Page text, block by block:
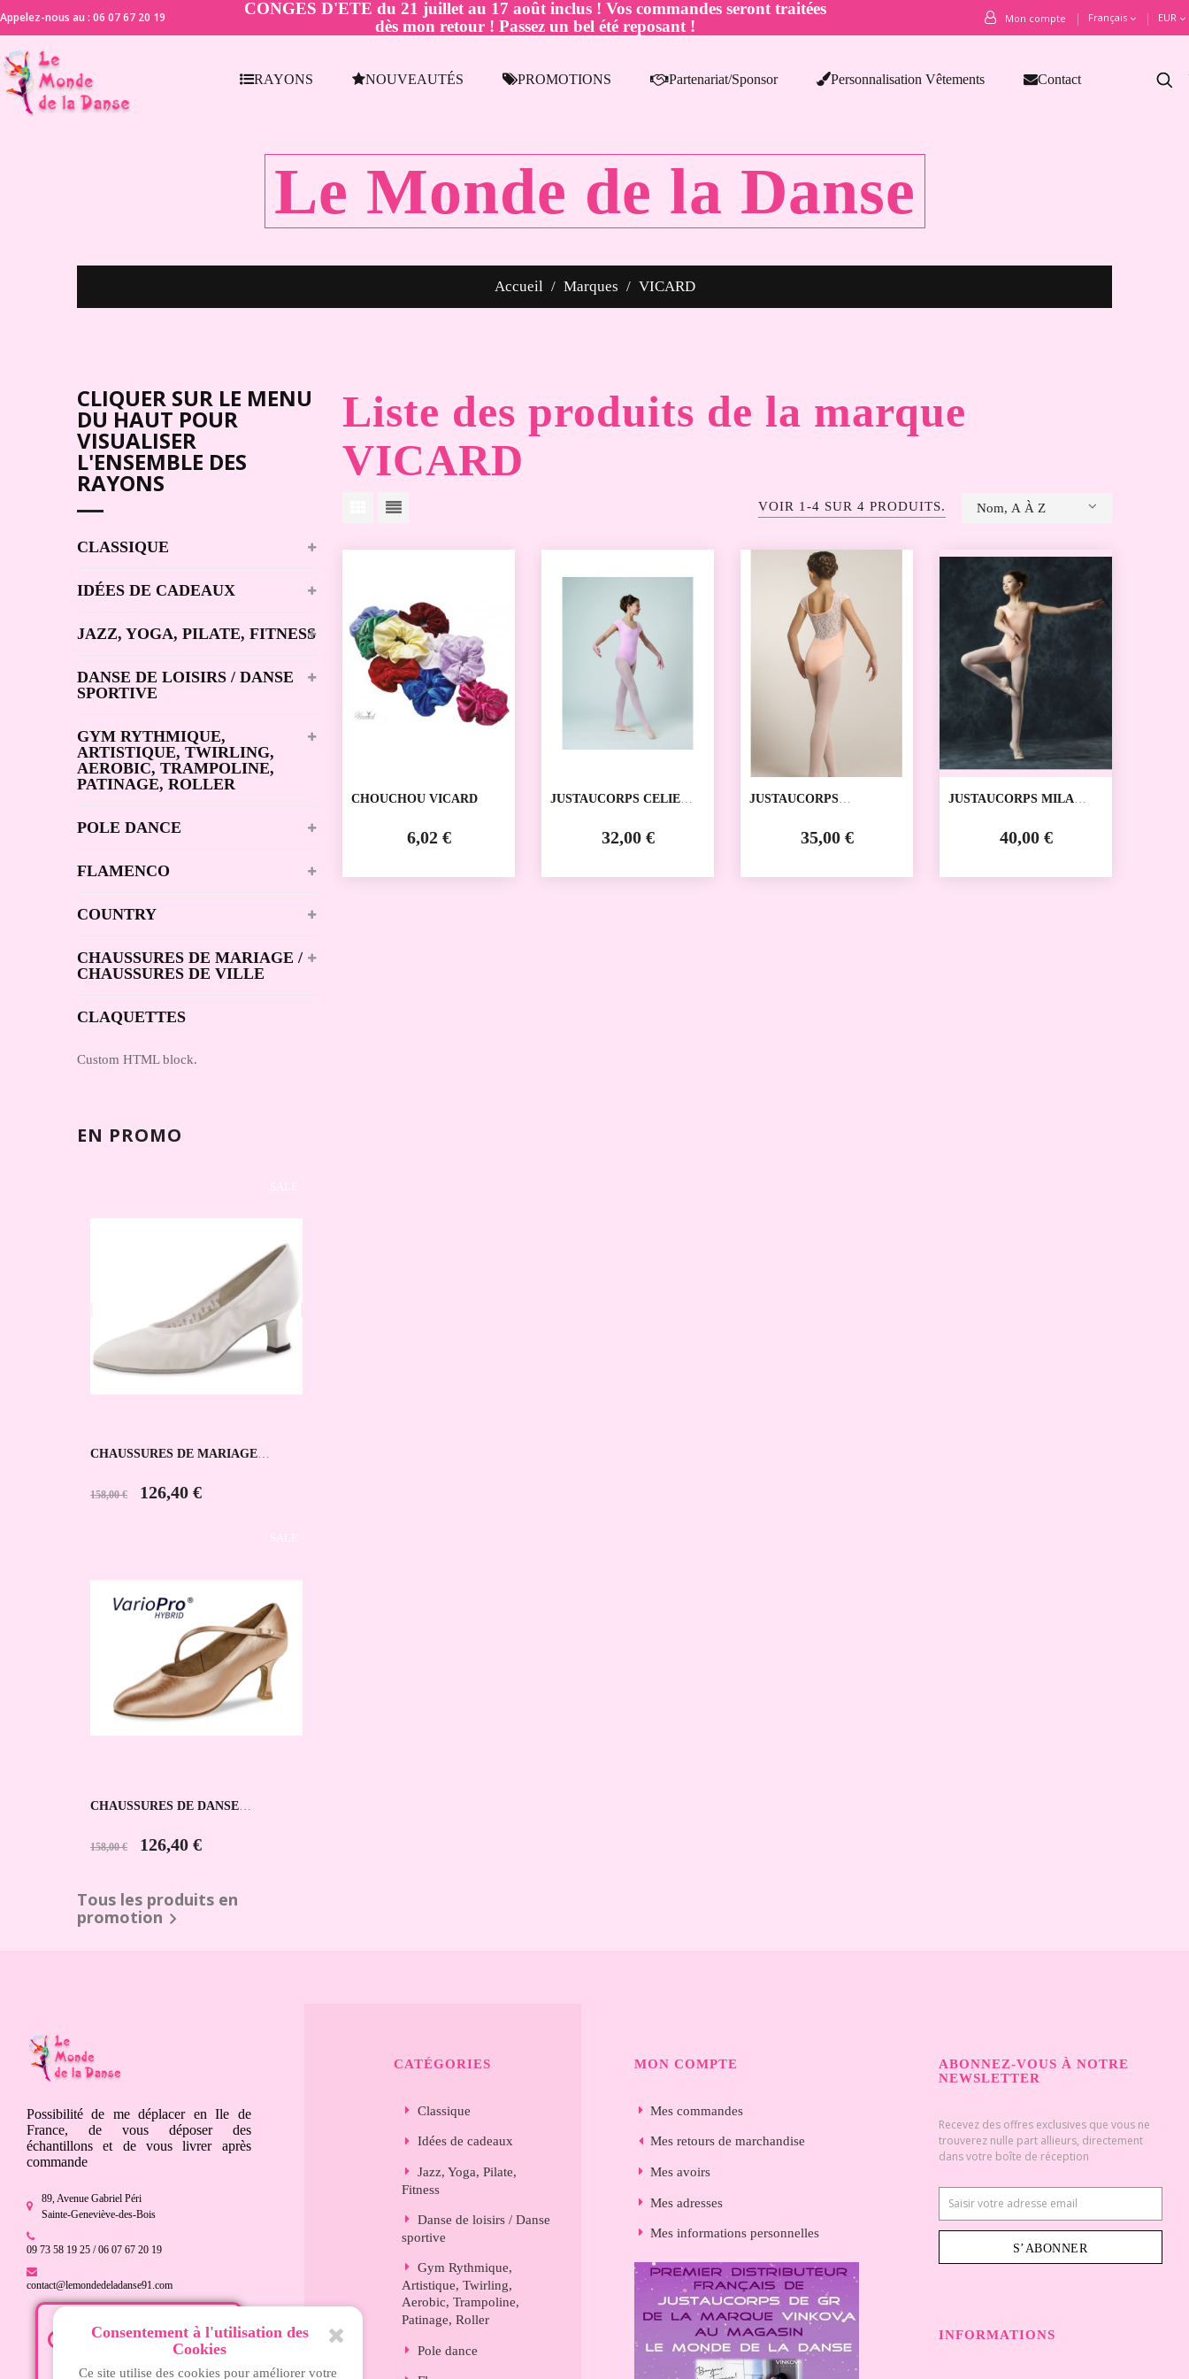
Appelez-nous au : 06 07 67 20 19
CONGES D'ETE du 21 juillet au 17 août inclus ! Vos commandes seront traitées
dès mon retour ! Passez un bel été reposant !
Mon compte Français EUR
RAYONS NOUVEAUTÉS PROMOTIONS Partenariat/Sponsor Personnalisation Vêtements Contact
Le Monde de la Danse
Accueil Marques VICARD
CLIQUER SUR LE MENU
DU HAUT POUR
VISUALISER
L'ENSEMBLE DES
RAYONS
CLASSIQUE
IDÉES DE CADEAUX
JAZZ, YOGA, PILATE, FITNESS
DANSE DE LOISIRS / DANSE
SPORTIVE
GYM RYTHMIQUE,
ARTISTIQUE, TWIRLING,
AEROBIC, TRAMPOLINE,
PATINAGE, ROLLER
POLE DANCE
FLAMENCO
COUNTRY
CHAUSSURES DE MARIAGE /
CHAUSSURES DE VILLE
CLAQUETTES
Custom HTML block.
EN PROMO
SALE
CHAUSSURES DE MARIAGE
158,00 € 126,40 €
SALE
CHAUSSURES DE DANSE
158,00 € 126,40 €
Tous les produits en
promotion 
Liste des produits de la marque
VICARD
VOIR 1-4 SUR 4 PRODUITS. Nom, A À Z
CHOUCHOU VICARD
6,02 €
JUSTAUCORPS CELIE
32,00 €
JUSTAUCORPS
35,00 €
JUSTAUCORPS MILA
40,00 €
Possibilité de me déplacer en Ile de
France, de vous déposer des
échantillons et de vous livrer après
commande
89, Avenue Gabriel Péri
Sainte-Geneviève-des-Bois
09 73 58 19 25 / 06 07 67 20 19
contact@lemondedeladanse91.com
Mardi - 15h à 18h30
CATÉGORIES
Classique
Idées de cadeaux
Jazz, Yoga, Pilate,
Fitness
Danse de loisirs / Danse
sportive
Gym Rythmique,
Artistique, Twirling,
Aerobic, Trampoline,
Patinage, Roller
Pole dance
MON COMPTE
Mes commandes
Mes retours de marchandise
Mes avoirs
Mes adresses
Mes informations personnelles
ABONNEZ-VOUS À NOTRE
NEWSLETTER
Recevez des offres exclusives que vous ne
trouverez nulle part allieurs, directement
dans votre boîte de réception
S’ABONNER
INFORMATIONS
Consentement à l'utilisation des
Cookies
Ce site utilise des cookies pour améliorer votre